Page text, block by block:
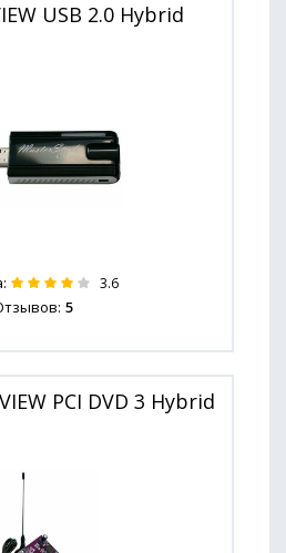
USB 2.0 Hybrid
3.6
5
PCI DVD 3 Hybrid